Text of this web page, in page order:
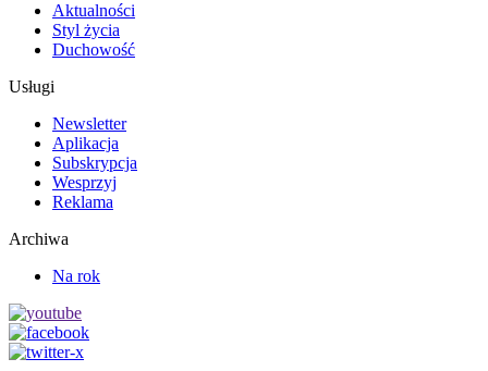
Aktualności
Styl życia
Duchowość
Usługi
Newsletter
Aplikacja
Subskrypcja
Wesprzyj
Reklama
Archiwa
Na rok